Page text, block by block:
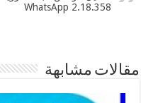
WhatsApp 2.18.358
مقالات مشابهة